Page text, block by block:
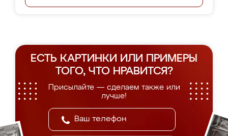
ЕСТЬ КАРТИНКИ ИЛИ ПРИМЕРЫ
ТОГО, ЧТО НРАВИТСЯ?
Присылайте — сделаем также или
лучше!